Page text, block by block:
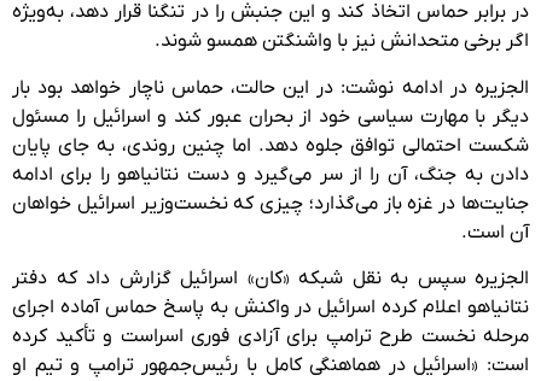
در برابر حماس اتخاذ کند و این جنبش را در تنگنا قرار دهد، به‌ویژه
اگر برخی متحدانش نیز با واشنگتن همسو شوند.
الجزیره در ادامه نوشت: در این حالت، حماس ناچار خواهد بود بار
دیگر با مهارت سیاسی خود از بحران عبور کند و اسرائیل را مسئول
شکست احتمالی توافق جلوه دهد. اما چنین روندی، به جای پایان
دادن به جنگ، آن را از سر می‌گیرد و دست نتانیاهو را برای ادامه
جنایت‌ها در غزه باز می‌گذارد؛ چیزی که نخست‌وزیر اسرائیل خواهان
آن است.
الجزیره سپس به نقل شبکه «کان» اسرائیل گزارش داد که دفتر
نتانیاهو اعلام کرده اسرائیل در واکنش به پاسخ حماس آماده اجرای
مرحله نخست طرح ترامپ برای آزادی فوری اسراست و تأکید کرده
است: «اسرائیل در هماهنگی کامل با رئیس‌جمهور ترامپ و تیم او